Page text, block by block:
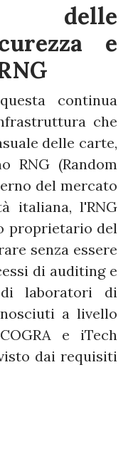
delle
e
continua
che
delle carte,
RNG (Random
del mercato
italiana, l'RNG
proprietario del
senza essere
di auditing e
laboratori di
a livello
e iTech
dai requisiti